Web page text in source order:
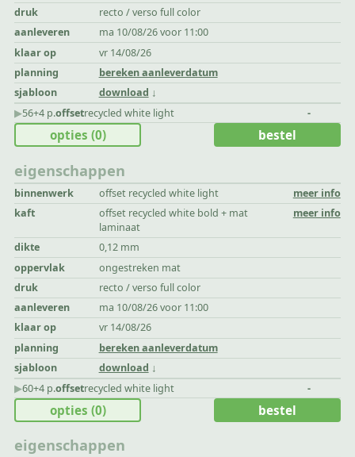
druk
recto / verso full color
aanleveren
ma 10/08/26 voor 11:00
klaar op
vr 14/08/26
planning
bereken aanleverdatum
sjabloon
download
▶︎56+4 p.offsetrecycled white light -
eigenschappen
binnenwerk offset recycled white light
meer info
kaft
offset recycled white bold + mat
laminaat
meer info
dikte
0,12 mm
oppervlak
ongestreken mat
druk
recto / verso full color
aanleveren
ma 10/08/26 voor 11:00
klaar op
vr 14/08/26
planning
bereken aanleverdatum
sjabloon
download
opties (0) bestel
▶︎60+4 p.offsetrecycled white light -
eigenschappen
opties (0) bestel